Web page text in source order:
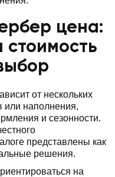
цена:
стоимость
от нескольких
или наполнения,
и сезонности.
представлены как
решения.
на